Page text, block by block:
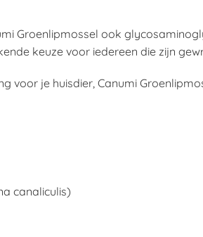
Groenlipmossel ook
keuze voor iedereen die zijn
voor je huisdier, Canumi
canaliculis)